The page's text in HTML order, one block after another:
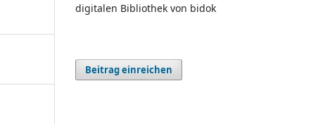
digitalen Bibliothek von bidok
Beitrag einreichen